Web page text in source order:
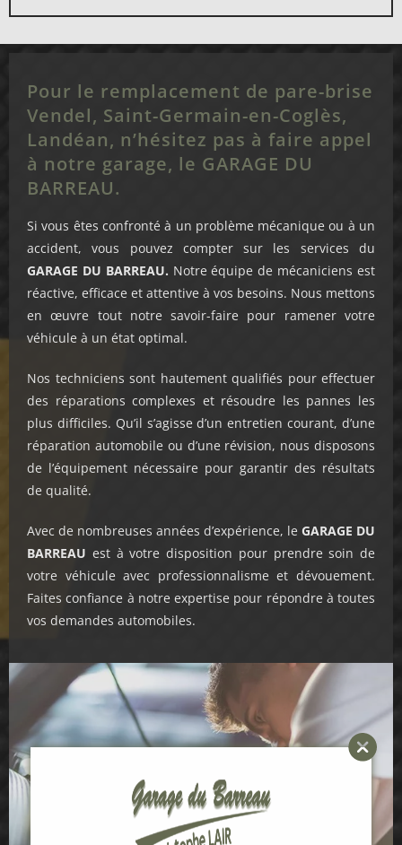
Alternative:
Pour le remplacement de pare-brise
Vendel, Saint-Germain-en-Coglès,
Landéan, n’hésitez pas à faire appel
à notre garage, le GARAGE DU
BARREAU.
Si vous êtes confronté à un problème mécanique ou à un
accident, vous pouvez compter sur les services du
GARAGE DU BARREAU. Notre équipe de mécaniciens est
réactive, efficace et attentive à vos besoins. Nous mettons
en œuvre tout notre savoir-faire pour ramener votre
véhicule à un état optimal.
Nos techniciens sont hautement qualifiés pour effectuer
des réparations complexes et résoudre les pannes les
plus difficiles. Qu’il s’agisse d’un entretien courant, d’une
réparation automobile ou d’une révision, nous disposons
de l’équipement nécessaire pour garantir des résultats
de qualité.
Avec de nombreuses années d’expérience, le GARAGE DU
BARREAU est à votre disposition pour prendre soin de
votre véhicule avec professionnalisme et dévouement.
Faites confiance à notre expertise pour répondre à toutes
vos demandes automobiles.